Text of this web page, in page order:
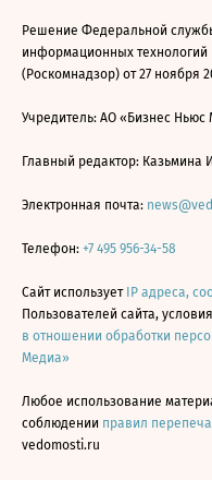
Решение Федеральной
информационных
(Роскомнадзор) от 27 ноября
Учредитель: АО «Бизнес Ньюс
Главный редактор: Казьмина
Электронная почта:
Телефон: +7 495 956-34-58
Сайт использует IP адреса,
Пользователей сайта,
в отношении обработки
Медиа»
Любое использование
соблюдении правил
vedomosti.ru